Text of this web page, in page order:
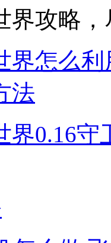
攻略，
界怎么利
法
界0.16守